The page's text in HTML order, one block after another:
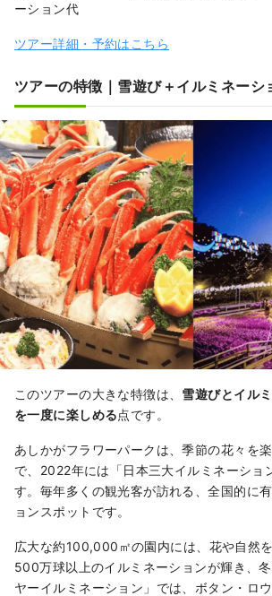
ーション代
ツアー詳細・予約はこちら
ツアーの特徴｜雪遊び＋イルミネーシ
このツアーの大きな特徴は、 雪遊びとイル
を一度に楽しめる点です。
あしかがフラワーパークは、季節の花々を
で、2022年には「日本三大イルミネーショ
す。毎年多くの観光客が訪れる、全国的に
ョンスポットです。
広大な約100,000㎡の園内には、花や自然
500万球以上のイルミネーションが輝き、
ヤーイルミネーション」では、ボタン・ロ